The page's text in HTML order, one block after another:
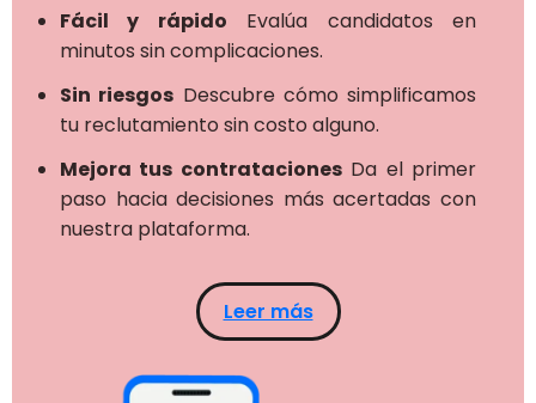
Fácil y rápido Evalúa candidatos en
minutos sin complicaciones.
Sin riesgos Descubre cómo simplificamos
tu reclutamiento sin costo alguno.
Mejora tus contratacionesDa el primer
paso hacia decisiones más acertadas con
nuestra plataforma.
Leer más